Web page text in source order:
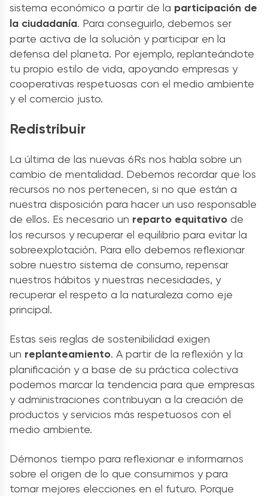
sistema económico a partir de la participación de
la ciudadanía. Para conseguirlo, debemos ser
parte activa de la solución y participar en la
defensa del planeta. Por ejemplo, replanteándote
tu propio estilo de vida, apoyando empresas y
cooperativas respetuosas con el medio ambiente
y el comercio justo.
Redistribuir
La última de las nuevas 6Rs nos habla sobre un
cambio de mentalidad. Debemos recordar que los
recursos no nos pertenecen, si no que están a
nuestra disposición para hacer un uso responsable
de ellos. Es necesario un reparto equitativo de
los recursos y recuperar el equilibrio para evitar la
sobreexplotación. Para ello debemos reflexionar
sobre nuestro sistema de consumo, repensar
nuestros hábitos y nuestras necesidades, y
recuperar el respeto a la naturaleza como eje
principal.
Estas seis reglas de sostenibilidad exigen
un replanteamiento. A partir de la reflexión y la
planificación y a base de su práctica colectiva
podemos marcar la tendencia para que empresas
y administraciones contribuyan a la creación de
productos y servicios más respetuosos con el
medio ambiente.
Démonos tiempo para reflexionar e informarnos
sobre el origen de lo que consumimos y para
tomar mejores elecciones en el futuro. Porque